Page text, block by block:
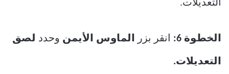
التعديلات.
الخطوة 6: انقر بزر الماوس الأيمن وحدد لصق
التعديلات.